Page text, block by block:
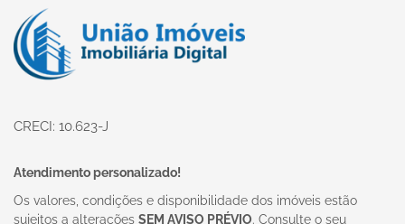
Página inicial
CRECI: 10.623-J
Atendimento personalizado!
Os valores, condições e disponibilidade dos imóveis estão
sujeitos a alterações SEM AVISO PRÉVIO. Consulte o seu